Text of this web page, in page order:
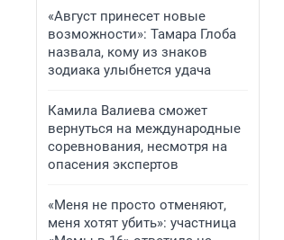
«Август принесет новые
возможности»: Тамара Глоба
назвала, кому из знаков
зодиака улыбнется удача
Камила Валиева сможет
вернуться на международные
соревнования, несмотря на
опасения экспертов
«Меня не просто отменяют,
меня хотят убить»: участница